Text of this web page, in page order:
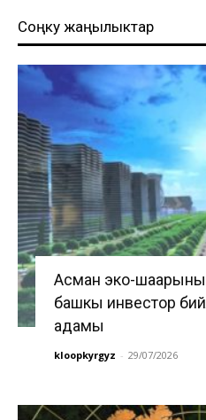
Соңку жаңылыктар
Асман эко-
башкы инвестор
адамы
kloopkyrgyz - 29/07/2026